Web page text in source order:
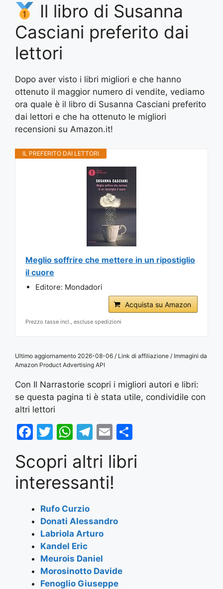
Il libro di Susanna
Casciani preferito dai
lettori
Dopo aver visto i libri migliori e che hanno
ottenuto il maggior numero di vendite, vediamo
ora quale è il libro di Susanna Casciani preferito
dai lettori e che ha ottenuto le migliori
recensioni su Amazon.it!
IL PREFERITO DAI LETTORI
Meglio soffrire che mettere in un ripostiglio
il cuore
Editore: Mondadori
Acquista su Amazon
Prezzo tasse incl., escluse spedizioni
Ultimo aggiornamento 2026-08-06 / Link di affiliazione / Immagini da
Amazon Product Advertising API
Con Il Narrastorie scopri i migliori autori e libri:
se questa pagina ti è stata utile, condividile con
altri lettori
F
c
e
b
o
o
k
T
itt
er
W
at
s
A
p
p
T
e
gr
a
E
ai
l
ar
Scopri altri libri
interessanti!
Rufo Curzio
Donati Alessandro
Labriola Arturo
Kandel Eric
Meurois Daniel
Morosinotto Davide
Fenoglio Giuseppe